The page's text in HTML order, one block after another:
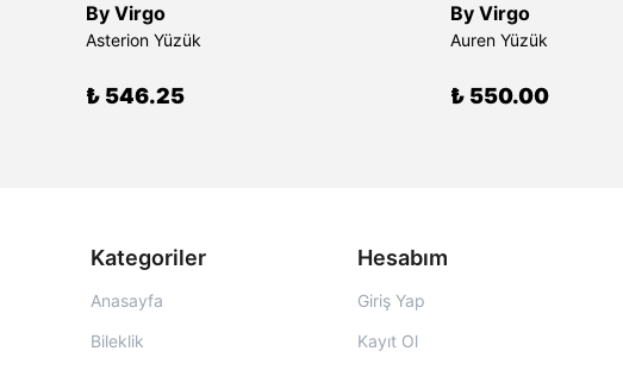
By Virgo
Asterion Yüzük
₺ 546.25
By Virgo
Auren Yüzük
₺ 550.00
Kategoriler
Anasayfa
Bileklik
Hesabım
Giriş Yap
Kayıt Ol